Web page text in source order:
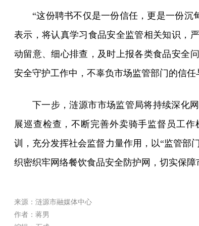
“这份聘书不仅是一份信任，更是一份沉
表示，将认真学习食品安全监管相关知识，
动留意、细心排查，及时上报各类食品安全
安全守护工作中，不辜负市场监管部门的信任
下一步，涟源市市场监管局将持续深化
展巡查检查，不断完善外卖骑手监督员工
训，充分发挥社会监督力量作用，以“监管部
织密织牢网络餐饮食品安全防护网，切实保障
来源：涟源市融媒体中心
作者：蒋男